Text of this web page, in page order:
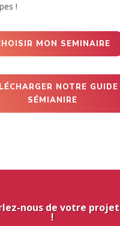
!
MON SEMINAIRE
NOTRE GUIDE
SÉMIANIRE
nous de votre projet
!